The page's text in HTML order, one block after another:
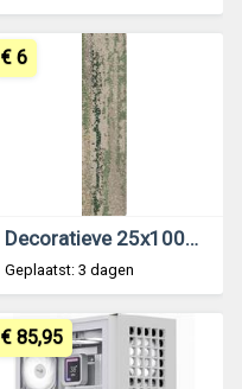
Decoratieve 25x100cm Tapijttegels Groene accenten
Geplaatst: 3 dagen
€ 6
€ 85,95